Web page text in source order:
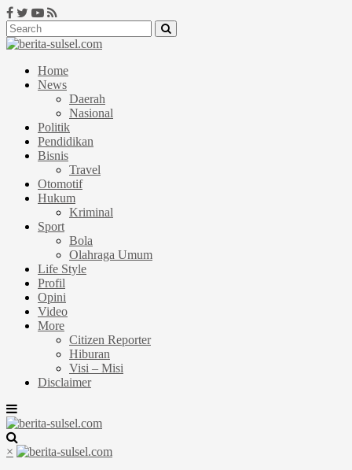
Home
News
Daerah
Nasional
Politik
Pendidikan
Bisnis
Travel
Otomotif
Hukum
Kriminal
Sport
Bola
Olahraga Umum
Life Style
Profil
Opini
Video
More
Citizen Reporter
Hiburan
Visi – Misi
Disclaimer
×